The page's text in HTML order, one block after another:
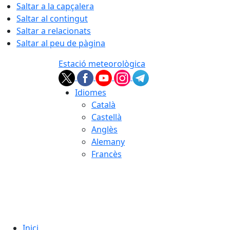
Saltar a la capçalera
Saltar al contingut
Saltar a relacionats
Saltar al peu de pàgina
Estació meteorològica
Idiomes
Català
Castellà
Anglès
Alemany
Francès